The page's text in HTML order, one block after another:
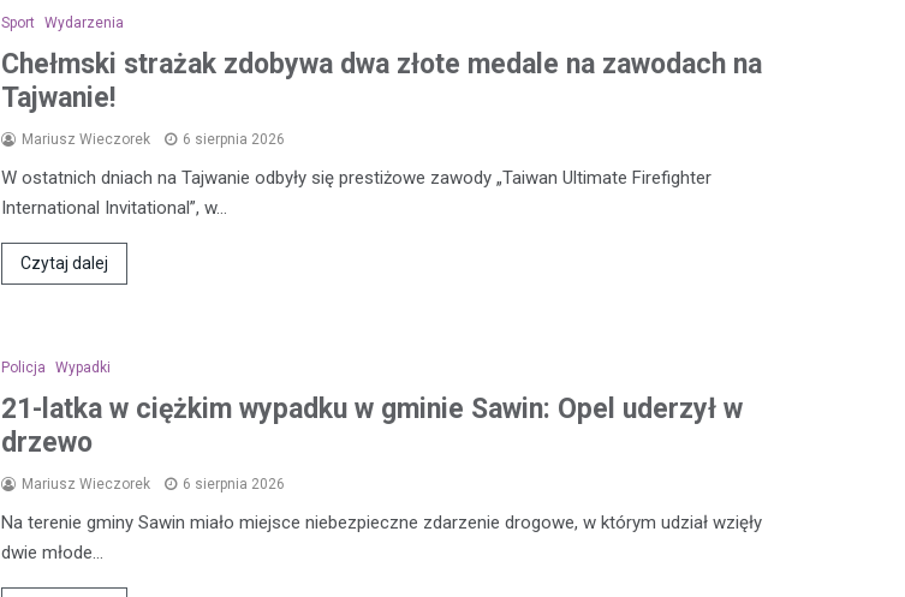
Sport Wydarzenia
Chełmski strażak zdobywa dwa złote medale na zawodach na
Tajwanie!
Mariusz Wieczorek 6 sierpnia 2026
W ostatnich dniach na Tajwanie odbyły się prestiżowe zawody „Taiwan Ultimate Firefighter
International Invitational”, w…
Czytaj dalej
Policja Wypadki
21-latka w ciężkim wypadku w gminie Sawin: Opel uderzył w
drzewo
Mariusz Wieczorek 6 sierpnia 2026
Na terenie gminy Sawin miało miejsce niebezpieczne zdarzenie drogowe, w którym udział wzięły
dwie młode…